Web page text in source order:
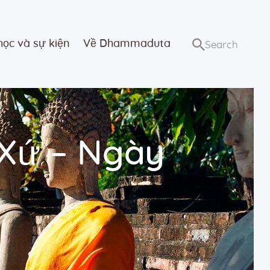
và sự kiện Về Dhammaduta
– Ngày